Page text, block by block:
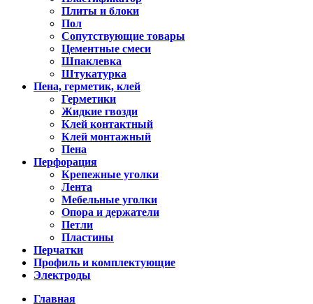
Плиты и блоки
Пол
Сопутствующие товары
Цементные смеси
Шпаклевка
Штукатурка
Пена, герметик, клей
Герметики
Жидкие гвозди
Клей контактный
Клей монтажный
Пена
Перфорация
Крепежные уголки
Лента
Мебельные уголки
Опора и держатели
Петли
Пластины
Перчатки
Профиль и комплектующие
Электроды
Главная